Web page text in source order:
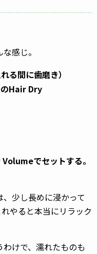
感じ。
る間に歯磨き）
のHair Dry
でセットする。
少し長めに浸かって
やると本当にリラック
けで、濡れたものも